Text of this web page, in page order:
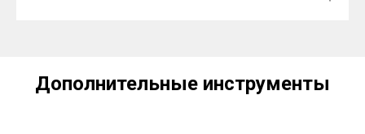
Дополнительные инструменты